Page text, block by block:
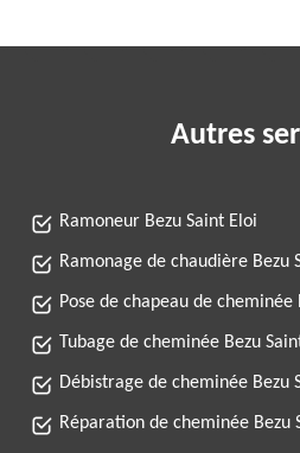
Autres
Ramoneur Bezu Saint Eloi
Ramonage de chaudière Bezu
Pose de chapeau de cheminée
Tubage de cheminée Bezu
Débistrage de cheminée Bezu
Réparation de cheminée Bezu